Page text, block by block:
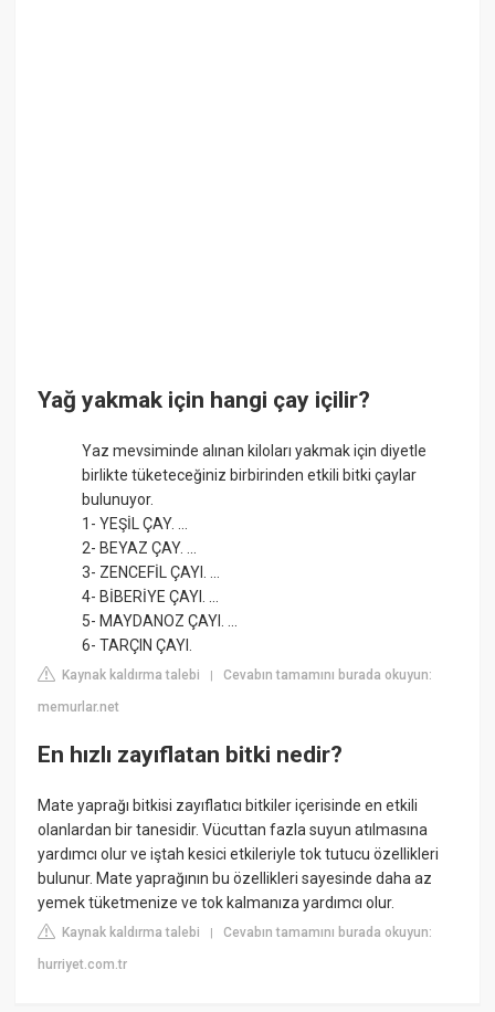
Yağ yakmak için hangi çay içilir?
Yaz mevsiminde alınan kiloları yakmak için diyetle
birlikte tüketeceğiniz birbirinden etkili bitki çaylar
bulunuyor.
1- YEŞİL ÇAY. ...
2- BEYAZ ÇAY. ...
3- ZENCEFİL ÇAYI. ...
4- BİBERİYE ÇAYI. ...
5- MAYDANOZ ÇAYI. ...
6- TARÇIN ÇAYI.
Kaynak kaldırma talebi |Cevabın tamamını burada okuyun:
memurlar.net
En hızlı zayıflatan bitki nedir?
Mate yaprağı bitkisi zayıflatıcı bitkiler içerisinde en etkili
olanlardan bir tanesidir. Vücuttan fazla suyun atılmasına
yardımcı olur ve iştah kesici etkileriyle tok tutucu özellikleri
bulunur. Mate yaprağının bu özellikleri sayesinde daha az
yemek tüketmenize ve tok kalmanıza yardımcı olur.
Kaynak kaldırma talebi |Cevabın tamamını burada okuyun:
hurriyet.com.tr